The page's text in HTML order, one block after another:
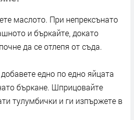
маслото. При непрексънато
и бъркайте, докато
да се отлепя от съда.
едно по едно яйцата
бъркане. Шприцовайте
тулумбички и ги изпържете в